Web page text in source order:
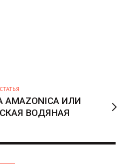
AMAZONICA ИЛИ
ВОДЯНАЯ